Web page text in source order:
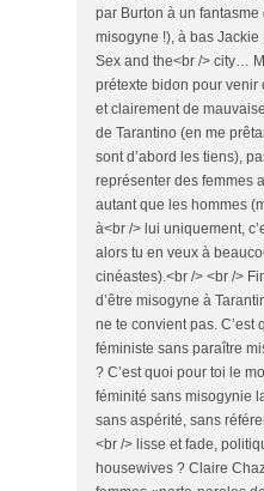
par Burton à un fantasme
misogyne !), à bas
Sex and the<br /> city…
prétexte bidon pour venir
et clairement de
de Tarantino (en me
sont d’abord les tiens),
représenter des femmes
autant que les hommes
à<br /> lui uniquement,
alors tu en veux à
cinéastes).<br /> <br />
d’être misogyne à
ne te convient pas. C’est
féministe sans paraître
? C’est quoi pour toi le
féminité sans misogynie
sans aspérité, sans
<br /> lisse et fade,
housewives ? Claire